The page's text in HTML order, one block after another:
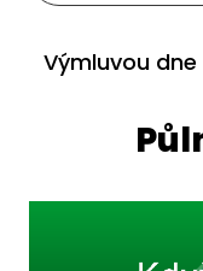
Výmluvou dne